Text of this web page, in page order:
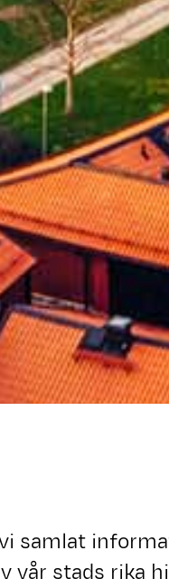
samlat
vår stads rika